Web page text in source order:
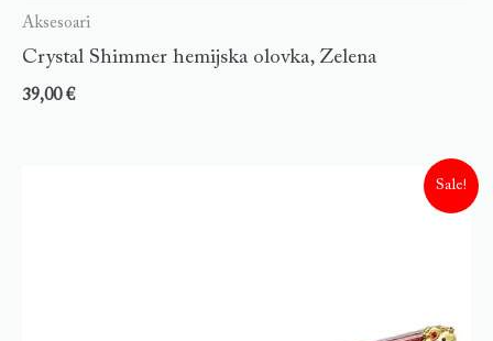
Aksesoari
Crystal Shimmer hemijska olovka, Zelena
39,00€
Sale!